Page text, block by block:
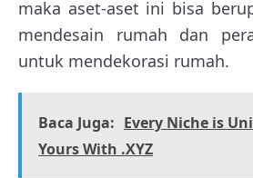
maka aset-aset ini bisa
mendesain rumah dan
untuk mendekorasi rumah.
Baca Juga: Every Niche is
Yours With .XYZ